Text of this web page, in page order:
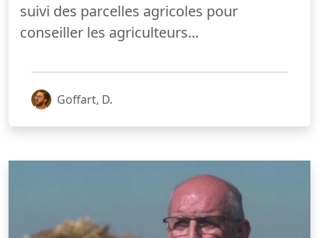
suivi des parcelles agricoles pour
conseiller les agriculteurs...
Goffart, D.